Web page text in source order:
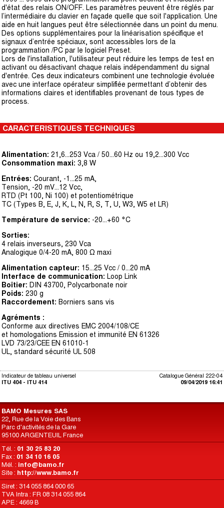
d'état des relais ON/OFF. Les paramètres peuvent être réglés par
l’intermédiaire du clavier en façade quelle que soit l'application. Une
aide en huit langues peut être sélectionnée dans un point du menu.
Des options supplémentaires pour la linéarisation spécifique et
signaux d’entrée spéciaux, sont accessibles lors de la
programmation /PC par le logiciel Preset.
Lors de l'installation, l'utilisateur peut réduire les temps de test en
activant ou désactivant chaque relais indépendamment du signal
d'entrée. Ces deux indicateurs combinent une technologie évoluée
avec une interface opérateur simplifiée permettant d’obtenir des
informations claires et identifiables provenant de tous types de
process.
CARACTERISTIQUES TECHNIQUES
Alimentation: 21,6...253 Vca / 50...60 Hz ou 19,2...300 Vcc
Consommation maxi: 3,8 W
Entrées: Courant, -1...25 mA,
Tension, -20 mV...12 Vcc,
RTD (Pt 100, Ni 100) et potentiométrique
TC (Types B, E, J, K, L, N, R, S, T, U, W3, W5 et LR)
Température de service: -20...+60 °C
Sorties:
4 relais inverseurs, 230 Vca
Analogique 0/4-20 mA, 800 Ω maxi
Alimentation capteur: 15...25 Vcc / 0...20 mA
Interface de communication: Loop Link
Boîtier: DIN 43700, Polycarbonate noir
Poids: 230 g
Raccordement: Borniers sans vis
Agréments :
Conforme aux directives EMC 2004/108/CE
et homologations Emission et immunité EN 61326
LVD 73/23/CEE EN 61010-1
UL, standard sécurité UL 508
Catalogue Général 222-04
09/04/2019 16:41
Indicateur de tableau universel
ITU 404 - ITU 414
BAMO Mesures SAS
22, Rue de la Voie des Bans
Parc d'activités de la Gare
95100 ARGENTEUIL France
Tél. : 01 30 25 83 20
Fax : 01 34 10 16 05
Mél. : info@bamo.fr
Site : http://www.bamo.fr
Siret : 314 055 864 000 65
TVA Intra : FR 08 314 055 864
APE : 4669 B